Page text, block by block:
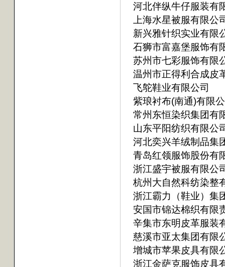
河北伴纵牛仔服装有
上海水星被服有限公
新兴雅针织实业有限
石狮市富嘉堡服饰有
苏州市七彩服饰有限
温州市正得利合成皮
飞鸵鞋业有限公司
紫琅衬布(南通)有限
常州东恒染织集团有
山东平阳纺织有限公
河北奕兴羊绒制品集
青岛红领服饰股份有
浙江盛宇被服有限公
杭州大自然科纺染整
浙江霸力（鞋业）集
安国市锦达棉织有限
辛集市东明皮革服装
慈溪市亚太集团有限
增城市苹果皮具有限
浙江金萨克服饰皮具